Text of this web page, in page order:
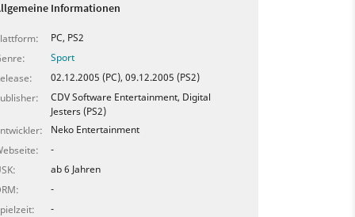
Informationen
PC, PS2
Sport
02.12.2005 (PC), 09.12.2005 (PS2)
CDV Software Entertainment, Digital
Jesters (PS2)
Neko Entertainment
-
ab 6 Jahren
-
-